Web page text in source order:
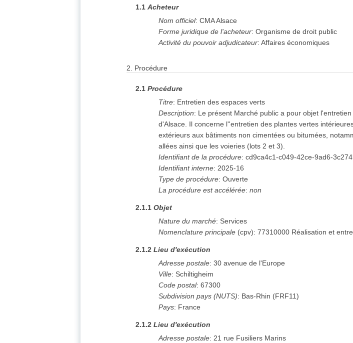
1.1Acheteur
Nom officiel:CMA Alsace
Forme juridique de l'acheteur:Organisme de droit public
Activité du pouvoir adjudicateur:Affaires économiques
2. Procédure
2.1Procédure
Titre: Entretien des espaces verts
Description: Le présent Marché public a pour objet
d'Alsace. Il concerne l''entretien des plantes vertes
extérieurs aux bâtiments non cimentées ou bitumées,
allées ainsi que les voieries (lots 2 et 3).
Identifiant de la procédure:cd9ca4c1-c049-42ce-9ad6-
Identifiant interne:2025-16
Type de procédure:Ouverte
La procédure est accélérée:non
2.1.1Objet
Nature du marché: Services
Nomenclature principale (cpv):77310000 Réalisation et
2.1.2Lieu d'exécution
Adresse postale:30 avenue de l'Europe
Ville: Schiltigheim
Code postal:67300
Subdivision pays (NUTS): Bas-Rhin (FRF11)
Pays: France
2.1.2Lieu d'exécution
Adresse postale:21 rue Fusiliers Marins